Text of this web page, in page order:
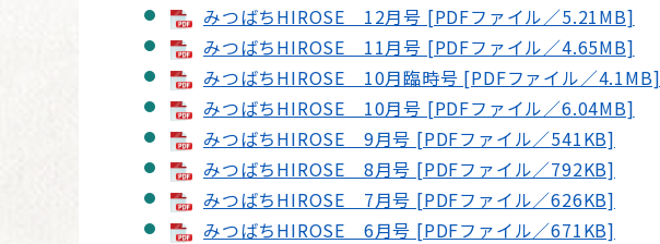
みつばちHIROSE 12月号 [PDFファイル／5.21MB]
みつばちHIROSE 11月号 [PDFファイル／4.65MB]
みつばちHIROSE 10月臨時号 [PDFファイル／4.1MB]
みつばちHIROSE 10月号 [PDFファイル／6.04MB]
みつばちHIROSE 9月号 [PDFファイル／541KB]
みつばちHIROSE 8月号 [PDFファイル／792KB]
みつばちHIROSE 7月号 [PDFファイル／626KB]
みつばちHIROSE 6月号 [PDFファイル／671KB]